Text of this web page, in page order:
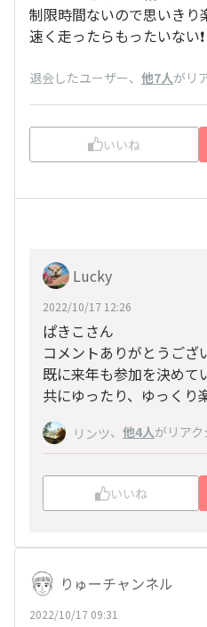
制限時間ないので思いきり
速く走ったらもったいない
退会したユーザー、 他7人がリ
いいね
Lucky
2022/10/17 12:26
ぱきこさん
コメントありがとうござ
既に来年も参加を決めて
共にゆったり、ゆっくり
リンツ、 他4人がリア
いいね
りゅーチャンネル
2022/10/17 09:31